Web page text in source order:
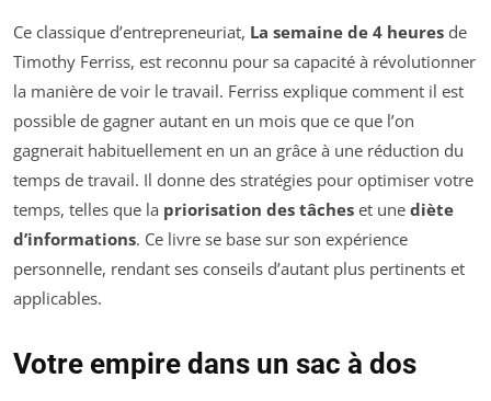
Ce classique d’entrepreneuriat, La semaine de 4 heures de
Timothy Ferriss, est reconnu pour sa capacité à révolutionner
la manière de voir le travail. Ferriss explique comment il est
possible de gagner autant en un mois que ce que l’on
gagnerait habituellement en un an grâce à une réduction du
temps de travail. Il donne des stratégies pour optimiser votre
temps, telles que la priorisation des tâches et une diète
d’informations. Ce livre se base sur son expérience
personnelle, rendant ses conseils d’autant plus pertinents et
applicables.
Votre empire dans un sac à dos